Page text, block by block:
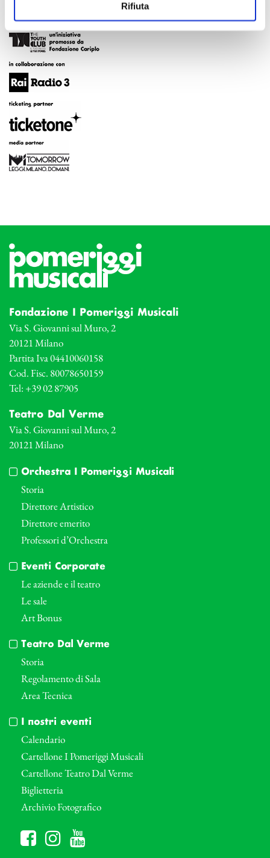
Rifiuta
Fondazione I Pomeriggi Musicali
Via S. Giovanni sul Muro, 2
20121 Milano
Partita Iva 04410060158
Cod. Fisc. 80078650159
Tel: +39 02 87905
Teatro Dal Verme
Via S. Giovanni sul Muro, 2
20121 Milano
Orchestra I Pomeriggi Musicali
Storia
Direttore Artistico
Direttore emerito
Professori d’Orchestra
Eventi Corporate
Le aziende e il teatro
Le sale
Art Bonus
Teatro Dal Verme
Storia
Regolamento di Sala
Area Tecnica
I nostri eventi
Calendario
Cartellone I Pomeriggi Musicali
Cartellone Teatro Dal Verme
Biglietteria
Archivio Fotografico